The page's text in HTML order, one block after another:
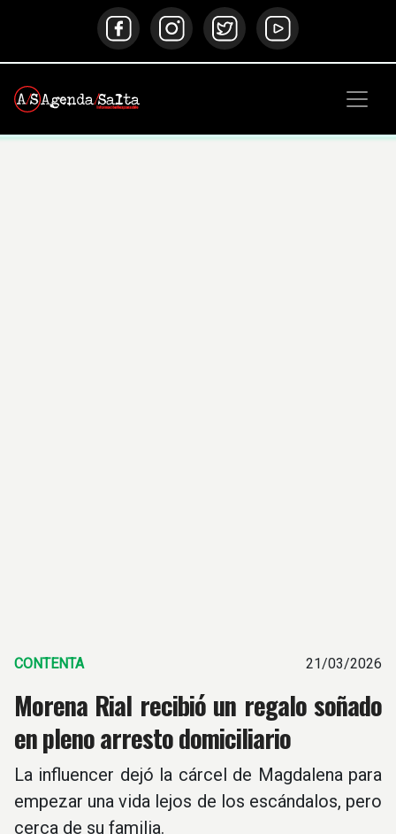
CONTENTA 21/03/2026
Morena Rial recibió un regalo soñado
en pleno arresto domiciliario
La influencer dejó la cárcel de Magdalena para
empezar una vida lejos de los escándalos, pero
cerca de su familia.